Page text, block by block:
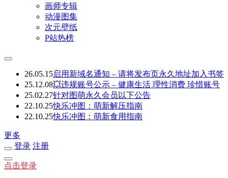
画师专辑
动漫图集
次元壁纸
P站热榜
26.05.15启用新域名通知 – 请将发布页永久地址加入书签
25.12.08💥违规账号公示 – 健康生活 理性消费 珍惜账号
25.02.27针对图萌永久会员以下公告
22.10.25快乐冲图：萌新解压指南
22.10.25快乐冲图：萌新食用指南
更多
登录 注册
点击登录